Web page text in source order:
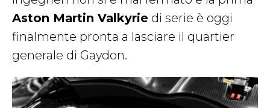
Aston Martin Valkyrie di serie è oggi
finalmente pronta a lasciare il quartier
generale di Gaydon.